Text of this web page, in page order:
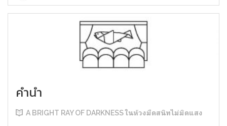
คำนำ
A BRIGHT RAY OF DARKNESS ในห้วงมืดสนิทไม่มิดแสง